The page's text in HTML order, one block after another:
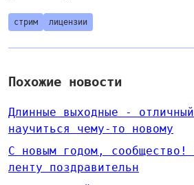
стрим лицензии
Похожие новости
​​Длинные выходные -
научиться чему-то новому
​​C новым годом, сообщество!
ленту поздравительн